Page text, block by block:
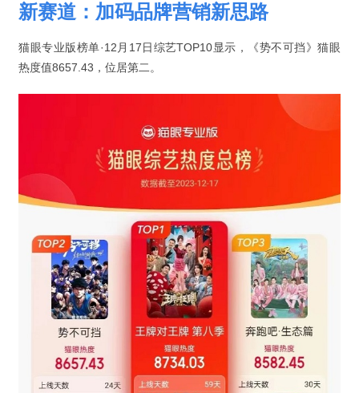
新赛道：加码品牌营销新思路
猫眼专业版榜单·12月17日综艺TOP10显示，《势不可挡》猫眼
热度值8657.43，位居第二。